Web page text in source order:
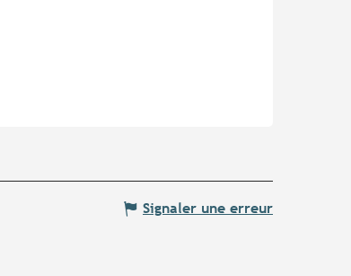
Signaler une erreur